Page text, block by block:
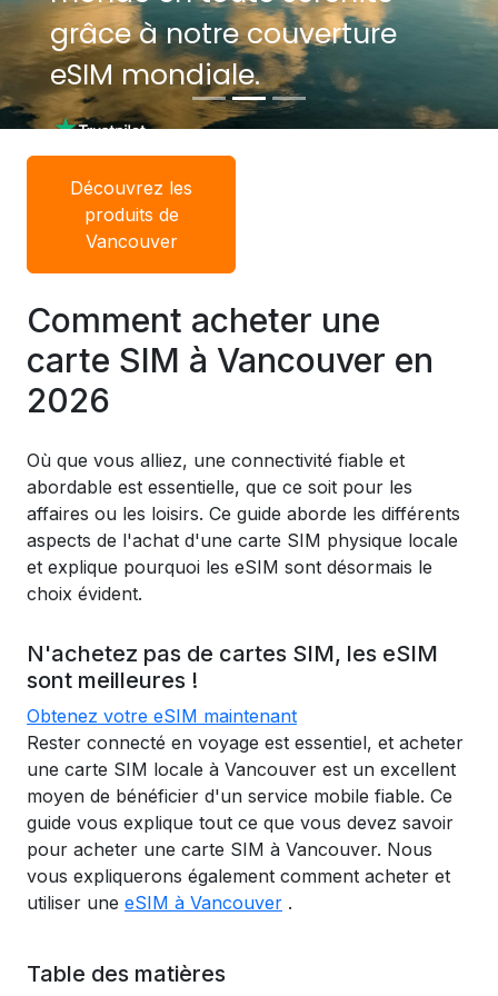
grâce à notre couverture
eSIM mondiale.
grâce à notre couverture
eSIM mondiale.
Découvrez les
produits de
Vancouver
Comment acheter une
carte SIM à Vancouver en
2026
Où que vous alliez, une connectivité fiable et
abordable est essentielle, que ce soit pour les
affaires ou les loisirs. Ce guide aborde les différents
aspects de l'achat d'une carte SIM physique locale
et explique pourquoi les eSIM sont désormais le
choix évident.
N'achetez pas de cartes SIM, les eSIM
sont meilleures !
Obtenez votre eSIM maintenant
Rester connecté en voyage est essentiel, et acheter
une carte SIM locale à Vancouver est un excellent
moyen de bénéficier d'un service mobile fiable. Ce
guide vous explique tout ce que vous devez savoir
pour acheter une carte SIM à Vancouver. Nous
vous expliquerons également comment acheter et
utiliser une eSIM à Vancouver .
Table des matières